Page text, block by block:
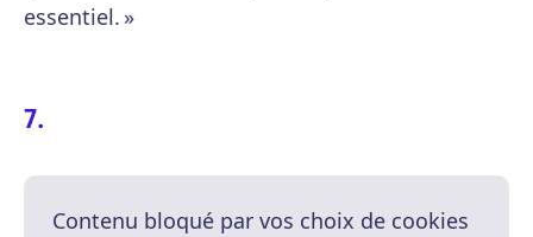
essentiel. »
Contenu bloqué par vos choix de cookies